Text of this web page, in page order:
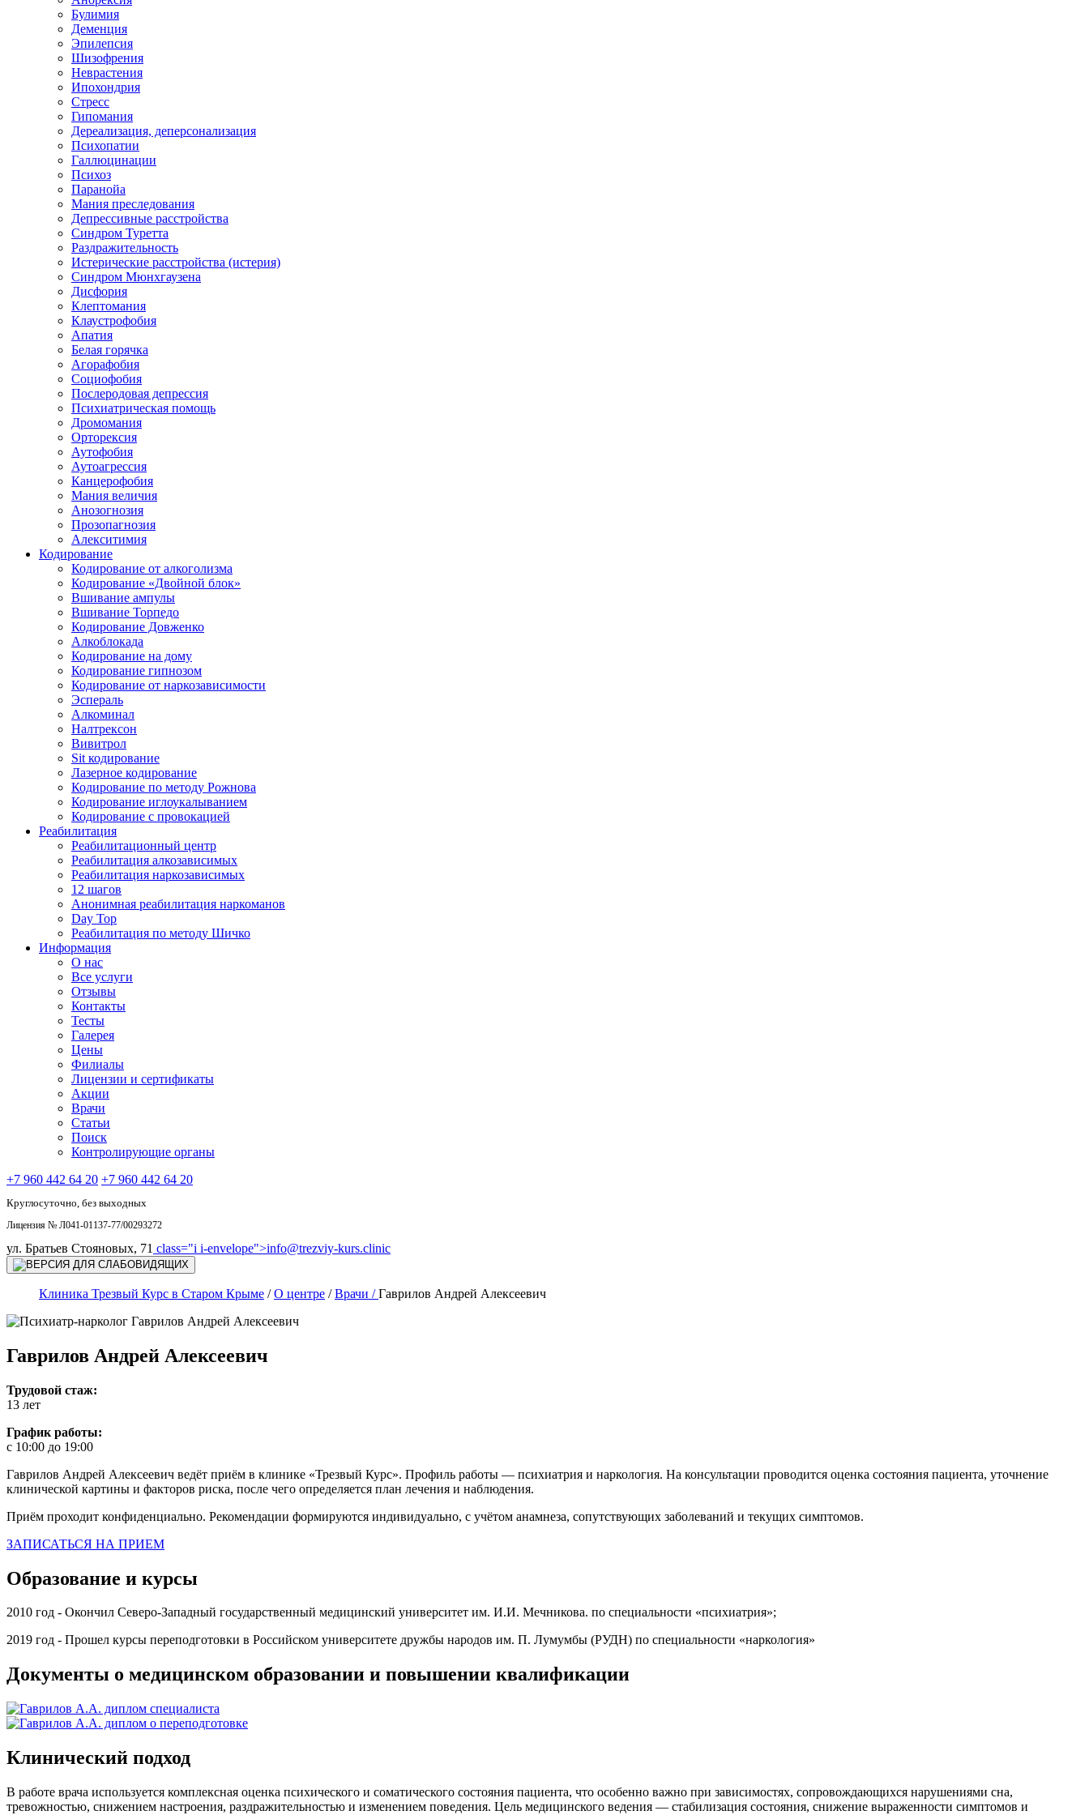
Булимия
Деменция
Эпилепсия
Шизофрения
Неврастения
Ипохондрия
Стресс
Гипомания
Дереализация, деперсонализация
Психопатии
Галлюцинации
Психоз
Паранойа
Мания преследования
Депрессивные расстройства
Синдром Туретта
Раздражительность
Истерические расстройства (истерия)
Синдром Мюнхгаузена
Дисфория
Клептомания
Клаустрофобия
Апатия
Белая горячка
Агорафобия
Социофобия
Послеродовая депрессия
Психиатрическая помощь
Дромомания
Орторексия
Аутофобия
Аутоагрессия
Канцерофобия
Мания величия
Анозогнозия
Прозопагнозия
Алекситимия
Кодирование
Кодирование от алкоголизма
Кодирование «Двойной блок»
Вшивание ампулы
Вшивание Торпедо
Кодирование Довженко
Алкоблокада
Кодирование на дому
Кодирование гипнозом
Кодирование от наркозависимости
Эспераль
Алкоминал
Налтрексон
Вивитрол
Sit кодирование
Лазерное кодирование
Кодирование по методу Рожнова
Кодирование иглоукалыванием
Кодирование с провокацией
Реабилитация
Реабилитационный центр
Реабилитация алкозависимых
Реабилитация наркозависимых
12 шагов
Анонимная реабилитация наркоманов
Day Top
Реабилитация по методу Шичко
Информация
О нас
Все услуги
Отзывы
Контакты
Тесты
Галерея
Цены
Филиалы
Лицензии и сертификаты
Акции
Врачи
Статьи
Поиск
Контролирующие органы
+7 960 442 64 20 +7 960 442 64 20
Круглосуточно, без выходных
Лицензия № Л041-01137-77/00293272
ул. Братьев Стояновых, 71 class="i i-envelope">info@trezviy-kurs.clinic
Клиника Трезвый Курс в Старом Крыме /О центре /Врачи /Гаврилов Андрей Алексеевич
Гаврилов Андрей Алексеевич
Трудовой стаж:
13 лет
График работы:
с 10:00 до 19:00
Гаврилов Андрей Алексеевич ведёт приём в клинике «Трезвый Курс». Профиль работы — психиатрия и наркология. На консультации проводится оценка состояния пациента, уточнение
клинической картины и факторов риска, после чего определяется план лечения и наблюдения.
Приём проходит конфиденциально. Рекомендации формируются индивидуально, с учётом анамнеза, сопутствующих заболеваний и текущих симптомов.
ЗАПИСАТЬСЯ НА ПРИЕМ
Образование и курсы
2010 год - Окончил Северо-Западный государственный медицинский университет им. И.И. Мечникова. по специальности «психиатрия»;
2019 год - Прошел курсы переподготовки в Российском университете дружбы народов им. П. Лумумбы (РУДН) по специальности «наркология»
Документы о медицинском образовании и повышении квалификации
Клинический подход
В работе врача используется комплексная оценка психического и соматического состояния пациента, что особенно важно при зависимостях, сопровождающихся нарушениями сна,
тревожностью, снижением настроения, раздражительностью и изменением поведения. Цель медицинского ведения — стабилизация состояния, снижение выраженности симптомов и